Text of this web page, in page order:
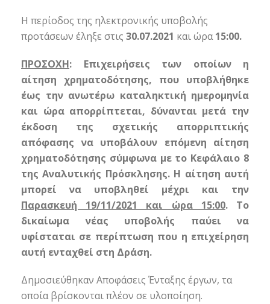
Η περίοδος της ηλεκτρονικής υποβολής
προτάσεων έληξε στις 30.07.2021 και ώρα15:00.
ΠΡΟΣΟΧΗ: Επιχειρήσεις των οποίων η
αίτηση χρηματοδότησης, που υποβλήθηκε
έως την ανωτέρω καταληκτική ημερομηνία
και ώρα απορρίπτεται, δύνανται μετά την
έκδοση της σχετικής απορριπτικής
απόφασης να υποβάλουν επόμενη αίτηση
χρηματοδότησης σύμφωνα με το Κεφάλαιο 8
της Αναλυτικής Πρόσκλησης. Η αίτηση αυτή
μπορεί να υποβληθεί μέχρι και την
Παρασκευή 19/11/2021 και ώρα 15:00. Το
δικαίωμα νέας υποβολής παύει να
υφίσταται σε περίπτωση που η επιχείρηση
αυτή ενταχθεί στη Δράση.
Δημοσιεύθηκαν Αποφάσεις Ένταξης έργων, τα
οποία βρίσκονται πλέον σε υλοποίηση.